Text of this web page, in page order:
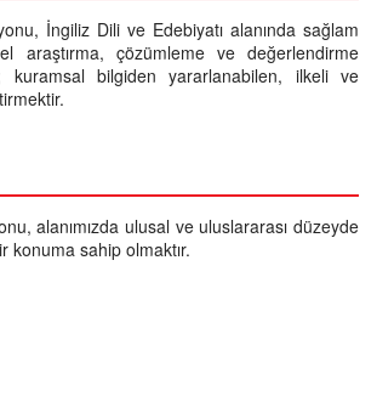
İngiliz Dili ve Edebiyatı alanında sağlam
araştırma, çözümleme ve değerlendirme
kuramsal bilgiden yararlanabilen, ilkeli ve
alanımızda ulusal ve uluslararası düzeyde
konuma sahip olmaktır.